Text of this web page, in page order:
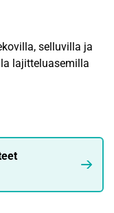
selluvilla ja
lajitteluasemilla